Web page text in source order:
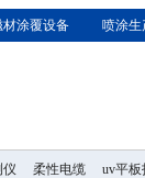
材涂覆设备 喷涂生
仪 柔性电缆 uv平